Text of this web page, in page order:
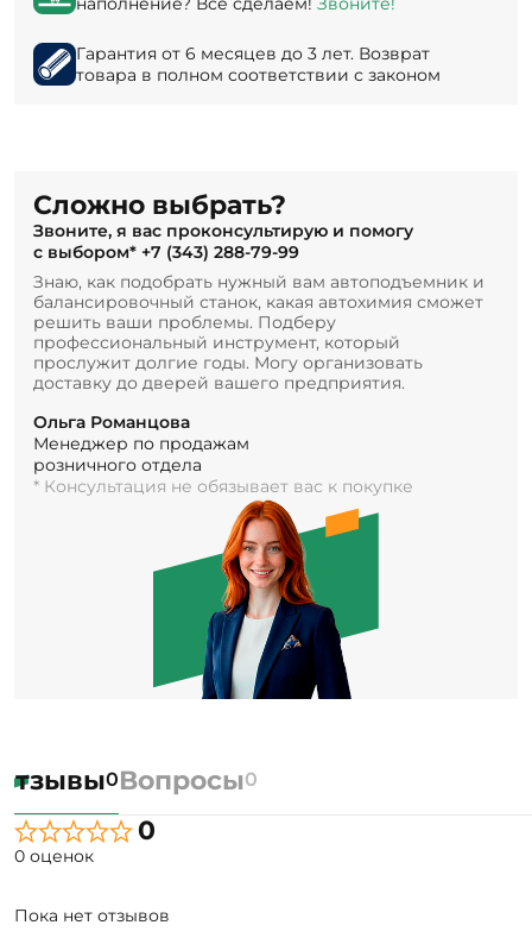
Гарантия от 6 месяцев до 3 лет. Возврат
товара в полном соответствии с законом
Сложно выбрать?
Звоните, я вас проконсультирую и помогу
с выбором* +7 (343) 288-79-99
Знаю, как подобрать нужный вам автоподъемник и
балансировочный станок, какая автохимия сможет
решить ваши проблемы. Подберу
профессиональный инструмент, который
прослужит долгие годы. Могу организовать
доставку до дверей вашего предприятия.
Ольга Романцова
Менеджер по продажам
розничного отдела
* Консультация не обязывает вас к покупке
0Вопросы0
0
0 оценок
Пока нет отзывов